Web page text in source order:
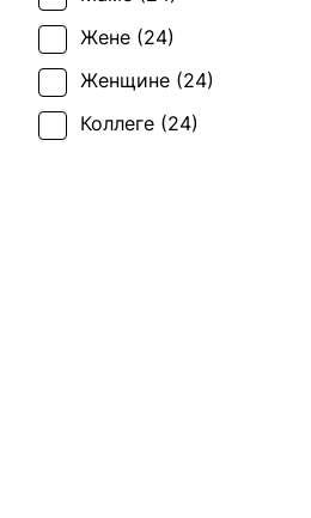
Жене (24)
Женщине (24)
Коллеге (24)